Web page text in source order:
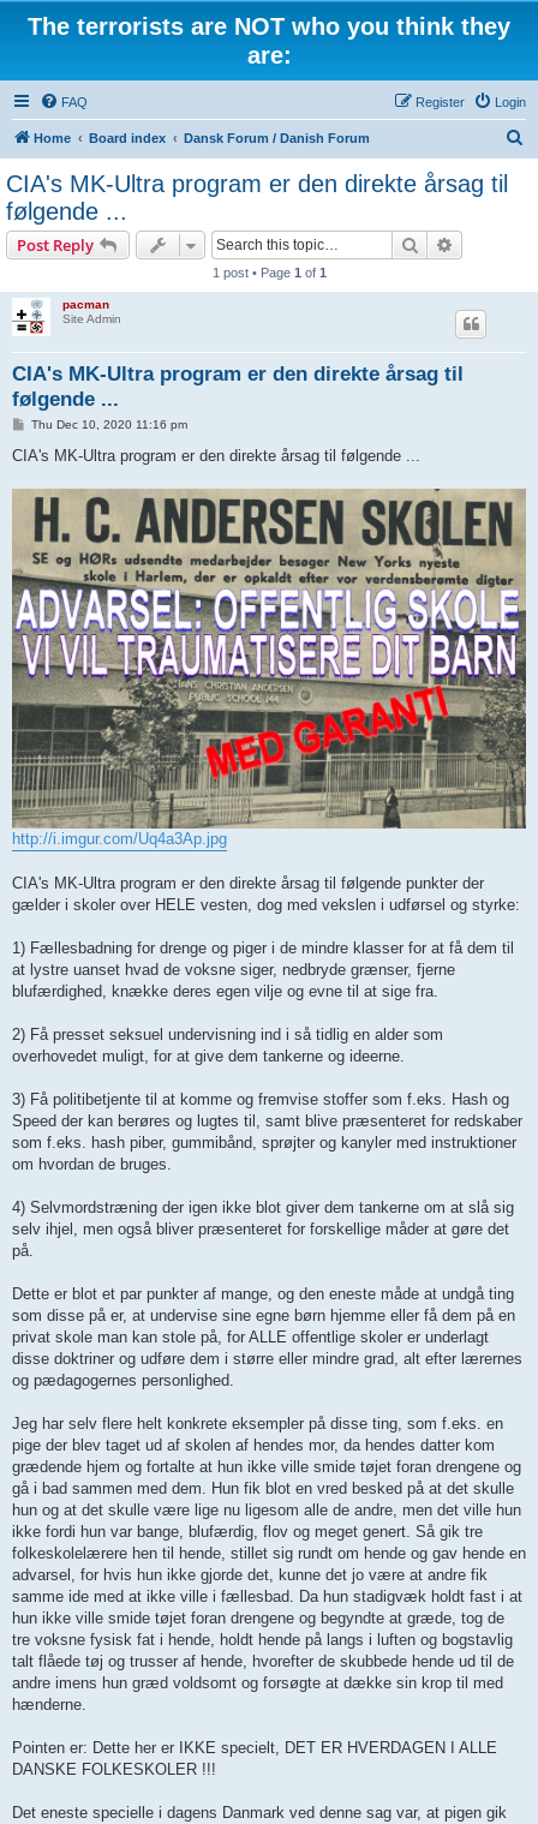
The terrorists are NOT who you think they
are:
FAQ Login
Register
Home Board index Dansk Forum / Danish Forum
CIA's MK-Ultra program er den direkte årsag til
følgende ...
Post Reply Search
1 post • Page 1 of 1
pacman
Site Admin
CIA's MK-Ultra program er den direkte årsag til
følgende ...
P
s
Thu Dec 10, 2020 11:16 pm
CIA's MK-Ultra program er den direkte årsag til følgende ...
http://i.imgur.com/Uq4a3Ap.jpg
CIA's MK-Ultra program er den direkte årsag til følgende punkter der
gælder i skoler over HELE vesten, dog med vekslen i udførsel og styrke:
1) Fællesbadning for drenge og piger i de mindre klasser for at få dem til
at lystre uanset hvad de voksne siger, nedbryde grænser, fjerne
blufærdighed, knække deres egen vilje og evne til at sige fra.
2) Få presset seksuel undervisning ind i så tidlig en alder som
overhovedet muligt, for at give dem tankerne og ideerne.
3) Få politibetjente til at komme og fremvise stoffer som f.eks. Hash og
Speed der kan berøres og lugtes til, samt blive præsenteret for redskaber
som f.eks. hash piber, gummibånd, sprøjter og kanyler med instruktioner
om hvordan de bruges.
4) Selvmordstræning der igen ikke blot giver dem tankerne om at slå sig
selv ihjel, men også bliver præsenteret for forskellige måder at gøre det
på.
Dette er blot et par punkter af mange, og den eneste måde at undgå ting
som disse på er, at undervise sine egne børn hjemme eller få dem på en
privat skole man kan stole på, for ALLE offentlige skoler er underlagt
disse doktriner og udføre dem i større eller mindre grad, alt efter lærernes
og pædagogernes personlighed.
Jeg har selv flere helt konkrete eksempler på disse ting, som f.eks. en
pige der blev taget ud af skolen af hendes mor, da hendes datter kom
grædende hjem og fortalte at hun ikke ville smide tøjet foran drengene og
gå i bad sammen med dem. Hun fik blot en vred besked på at det skulle
hun og at det skulle være lige nu ligesom alle de andre, men det ville hun
ikke fordi hun var bange, blufærdig, flov og meget genert. Så gik tre
folkeskolelærere hen til hende, stillet sig rundt om hende og gav hende en
advarsel, for hvis hun ikke gjorde det, kunne det jo være at andre fik
samme ide med at ikke ville i fællesbad. Da hun stadigvæk holdt fast i at
hun ikke ville smide tøjet foran drengene og begyndte at græde, tog de
tre voksne fysisk fat i hende, holdt hende på langs i luften og bogstavlig
talt flåede tøj og trusser af hende, hvorefter de skubbede hende ud til de
andre imens hun græd voldsomt og forsøgte at dække sin krop til med
hænderne.
Pointen er: Dette her er IKKE specielt, DET ER HVERDAGEN I ALLE
DANSKE FOLKESKOLER !!!
Det eneste specielle i dagens Danmark ved denne sag var, at pigen gik